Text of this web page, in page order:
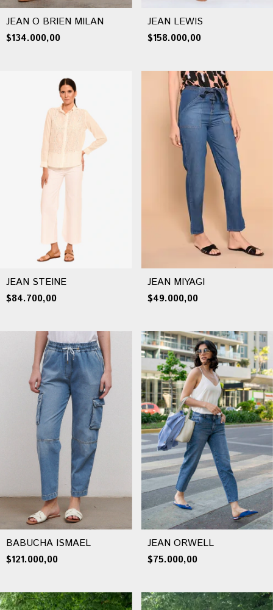
JEAN O BRIEN MILAN
$134.000,00
JEAN LEWIS
$158.000,00
JEAN STEINE
$84.700,00
JEAN MIYAGI
$49.000,00
BABUCHA ISMAEL
$121.000,00
JEAN ORWELL
$75.000,00